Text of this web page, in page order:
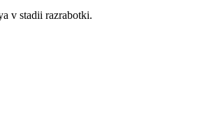
v stadii razrabotki.